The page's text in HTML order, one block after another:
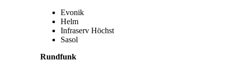
Evonik
Helm
Infraserv Höchst
Sasol
Rundfunk